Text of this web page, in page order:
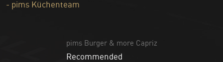
- pims Küchenteam
pims Burger & more Capriz
Recommended